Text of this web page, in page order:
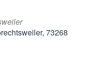
73268